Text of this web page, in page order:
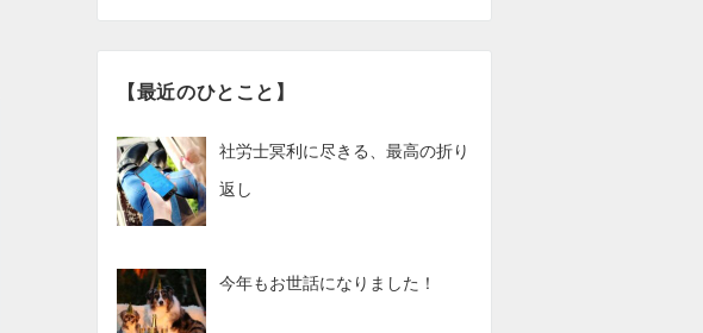
【最近のひとこと】
社労士冥利に尽きる、最高の折り
返し
今年もお世話になりました！